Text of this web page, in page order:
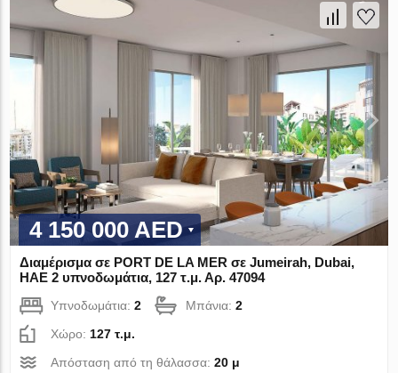
4 150 000 AED
Διαμέρισμα σε PORT DE LA MER σε Jumeirah, Dubai,
ΗΑΕ 2 υπνοδωμάτια, 127 τ.μ. Αρ. 47094
Υπνοδωμάτια:2 Μπάνια:2
Χώρο: 127 τ.μ.
Απόσταση από τη θάλασσα:20 μ